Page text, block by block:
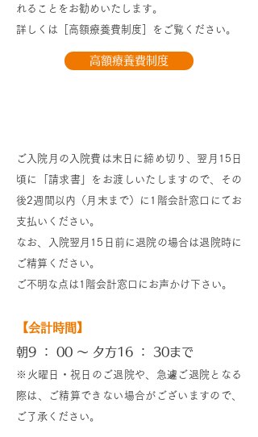
れることをお勧めいたします。
詳しくは［高額療養費制度］をご覧ください。
高額療養費制度
ご入院月の入院費は末日に締め切り、翌月15日
頃に「請求書」をお渡しいたしますので、その
後2週間以内（月末まで）に1階会計窓口にてお
支払いください。
なお、入院翌月15日前に退院の場合は退院時に
ご精算ください。
ご不明な点は1階会計窓口にお声かけ下さい。​
【会計時間】
朝9 ： 00 ～ 夕方16 ： 30まで
​※火曜日・祝日のご退院や、急遽ご退院となる
際は、ご精算できない場合がございますので、
ご了承ください。